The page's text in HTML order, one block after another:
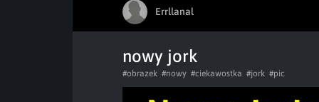
Errllanal
nowy jork
#obrazek #nowy #ciekawostka #jork #pic